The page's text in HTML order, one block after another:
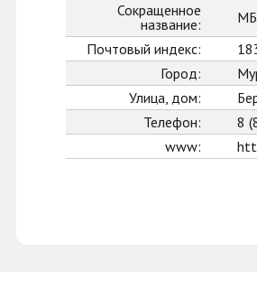
Сокращенное
название:
Почтовый индекс:
Город:
Улица, дом:
Телефон:
8
www: